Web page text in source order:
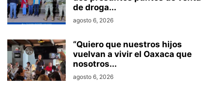
de droga...
agosto 6, 2026
“Quiero que nuestros hijos
vuelvan a vivir el Oaxaca que
nosotros...
agosto 6, 2026